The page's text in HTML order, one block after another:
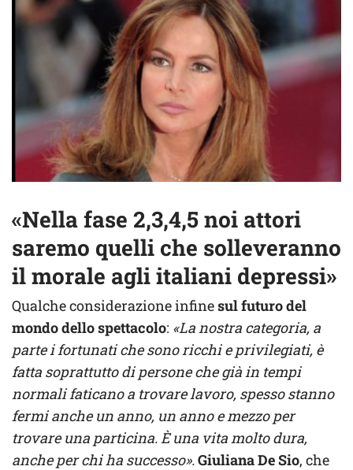
«Nella fase 2,3,4,5 noi attori
saremo quelli che solleveranno
il morale agli italiani depressi»
Qualche considerazione infinesul futuro del
mondo dello spettacolo: «La nostra categoria, a
parte i fortunati che sono ricchi e privilegiati, è
fatta soprattutto di persone che già in tempi
normali faticano a trovare lavoro, spesso stanno
fermi anche un anno, un anno e mezzo per
trovare una particina. È una vita molto dura,
anche per chi ha successo».Giuliana De Sio, che